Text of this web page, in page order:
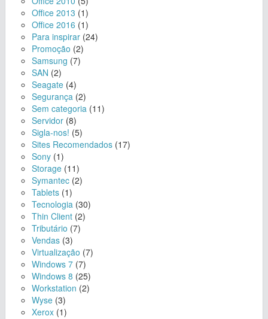
Office 2013 (1)
Office 2016 (1)
Para inspirar (24)
Promoção (2)
Samsung (7)
SAN (2)
Seagate (4)
Segurança (2)
Sem categoria (11)
Servidor (8)
Sigla-nos! (5)
Sites Recomendados (17)
Sony (1)
Storage (11)
Symantec (2)
Tablets (1)
Tecnologia (30)
Thin Client (2)
Tributário (7)
Vendas (3)
Virtualização (7)
Windows 7 (7)
Windows 8 (25)
Workstation (2)
Wyse (3)
Xerox (1)